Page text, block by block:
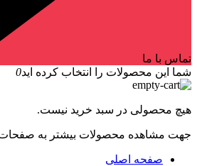
تماس با ما
شما این محصولات را انتخاب کرده اید0
هیچ محصولی در سبد خرید نیست.
جهت مشاهده محصولات بیشتر به صفحات
صفحه اصلی